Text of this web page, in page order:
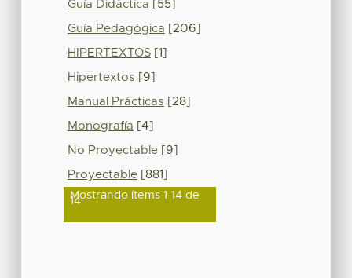
Guía Didáctica [55]
Guía Pedagógica [206]
HIPERTEXTOS[1]
Hipertextos [9]
Manual Prácticas [28]
Monografía [4]
No Proyectable[9]
Proyectable[881]
Mostrando ítems 1-14 de
14